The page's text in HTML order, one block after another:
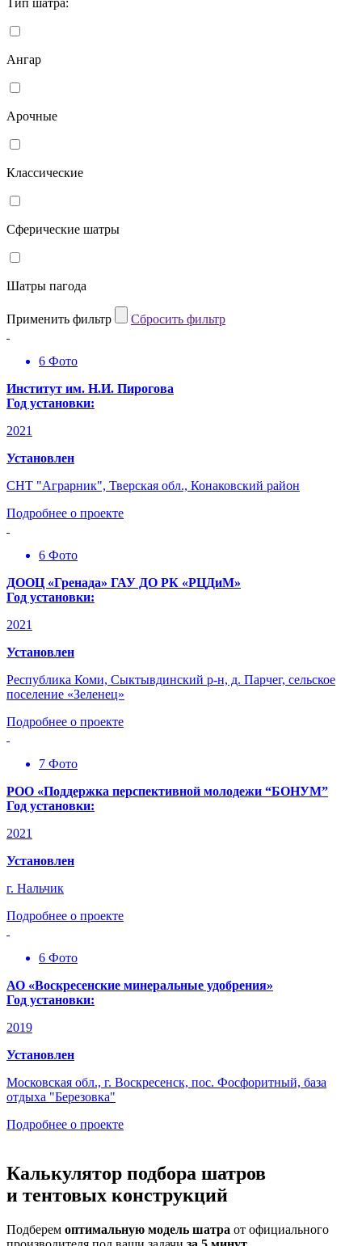
Тип шатра:
Ангар
Арочные
Классические
Сферические шатры
Шатры пагода
Применить фильтр Cбросить фильтр
6 Фото
Институт им. Н.И. Пирогова
Год установки:
2021
Установлен
СНТ "Аграрник", Тверская обл., Конаковский район
Подробнее о проекте
6 Фото
ДООЦ «Гренада» ГАУ ДО РК «РЦДиМ»
Год установки:
2021
Установлен
Республика Коми, Сыктывдинский р-н, д. Парчег, сельское
поселение «Зеленец»
Подробнее о проекте
7 Фото
РОО «Поддержка перспективной молодежи “БОНУМ”
Год установки:
2021
Установлен
г. Нальчик
Подробнее о проекте
6 Фото
АО «Воскресенские минеральные удобрения»
Год установки:
2019
Установлен
Московская обл., г. Воскресенск, пос. Фосфоритный, база
отдыха "Березовка"
Подробнее о проекте
Калькулятор подбора шатров
и тентовых конструкций
Подберем оптимальную модель шатра от официального